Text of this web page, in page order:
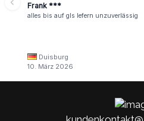
Frank ***
alles bis auf gls lefern unzuverlässig
Duisburg
10. März 2026